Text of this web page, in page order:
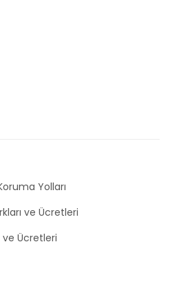
Yolları
ve Ücretleri
ve Ücretleri